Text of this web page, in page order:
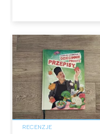
RECENZJE